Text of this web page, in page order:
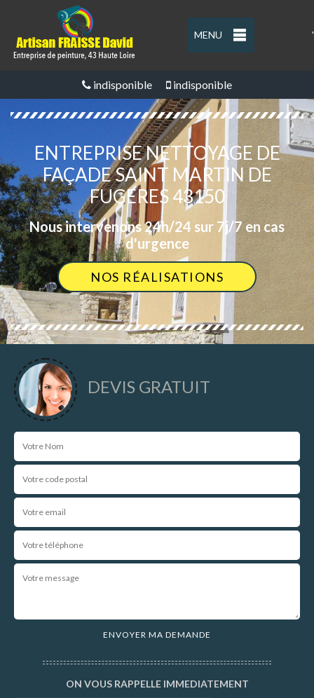
MENU '
indisponible indisponible
ENTREPRISE NETTOYAGE DE
FAÇADE SAINT MARTIN DE
FUGERES 43150
Nous intervenons 24h/24 sur 7j/7 en cas
d'urgence
NOS RÉALISATIONS
DEVIS GRATUIT
ON VOUS RAPPELLE IMMEDIATEMENT